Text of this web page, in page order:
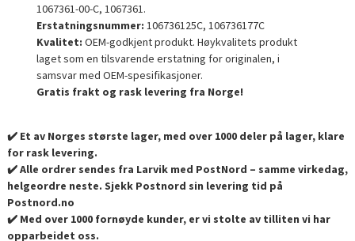
1067361-00-C, 1067361.
Erstatningsnummer: 106736125C, 106736177C
Kvalitet: OEM-godkjent produkt. Høykvalitets produkt
laget som en tilsvarende erstatning for originalen, i
samsvar med OEM-spesifikasjoner.
Gratis frakt og rask levering fra Norge!
✔️ Et av Norges største lager, med over 1000 deler på lager, klare
for rask levering.
✔️ Alle ordrer sendes fra Larvik med PostNord – samme virkedag,
helgeordre neste. Sjekk Postnord sin levering tid på
Postnord.no
✔️ Med over 1000 fornøyde kunder, er vi stolte av tilliten vi har
opparbeidet oss.